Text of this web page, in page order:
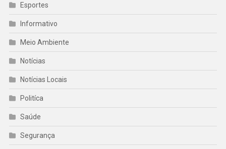
Esportes
Informativo
Meio Ambiente
Notícias
Notícias Locais
Politíca
Saúde
Segurança